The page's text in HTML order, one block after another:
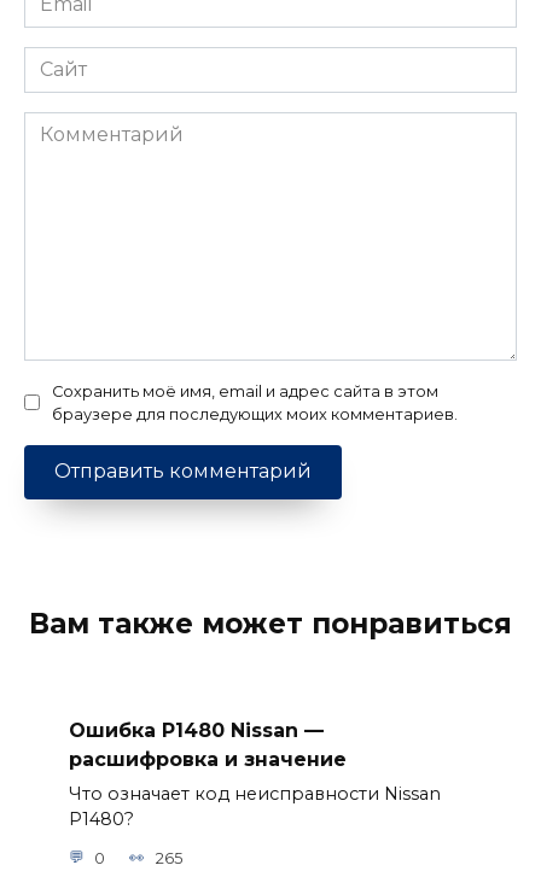
*
Сайт
Комментарий
Сохранить моё имя, email и адрес сайта в этом
браузере для последующих моих комментариев.
Вам также может понравиться
Ошибка P1480 Nissan —
расшифровка и значение
Что означает код неисправности Nissan
P1480?
0 265